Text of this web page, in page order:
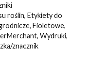
roślin, Etykiety do
, Fioletowe,
, Wydruki,
znacznik